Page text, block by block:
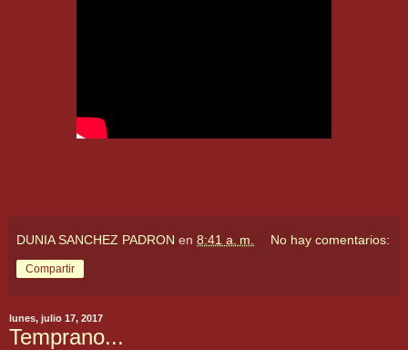
DUNIA SANCHEZ PADRON en 8:41 a. m. No hay comentarios:
Compartir
lunes, julio 17, 2017
Temprano...